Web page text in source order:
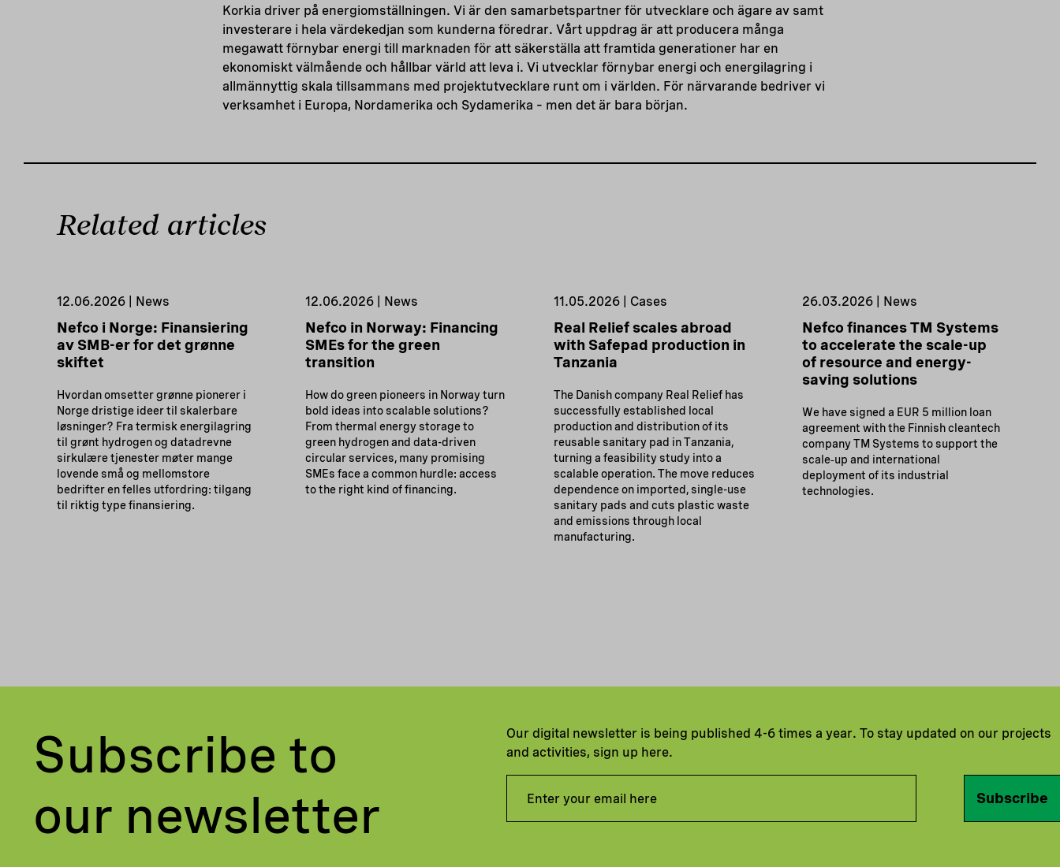
Korkia driver på energiomställningen. Vi är den samarbetspartner för utvecklare och ägare av samt
investerare i hela värdekedjan som kunderna föredrar. Vårt uppdrag är att producera många
megawatt förnybar energi till marknaden för att säkerställa att framtida generationer har en
ekonomiskt välmående och hållbar värld att leva i. Vi utvecklar förnybar energi och energilagring i
allmännyttig skala tillsammans med projektutvecklare runt om i världen. För närvarande bedriver vi
verksamhet i Europa, Nordamerika och Sydamerika – men det är bara början.
Related articles
12.06.2026 | News
Nefco i Norge: Finansiering
av SMB-er for det grønne
skiftet
Hvordan omsetter grønne pionerer i
Norge dristige ideer til skalerbare
løsninger? Fra termisk energilagring
til grønt hydrogen og datadrevne
sirkulære tjenester møter mange
lovende små og mellomstore
bedrifter en felles utfordring: tilgang
til riktig type finansiering.
12.06.2026 | News
Nefco in Norway: Financing
SMEs for the green
transition
How do green pioneers in Norway turn
bold ideas into scalable solutions?
From thermal energy storage to
green hydrogen and data-driven
circular services, many promising
SMEs face a common hurdle: access
to the right kind of financing.
11.05.2026 | Cases
Real Relief scales abroad
with Safepad production in
Tanzania
The Danish company Real Relief has
successfully established local
production and distribution of its
reusable sanitary pad in Tanzania,
turning a feasibility study into a
scalable operation. The move reduces
dependence on imported, single-use
sanitary pads and cuts plastic waste
and emissions through local
manufacturing.
26.03.2026 | News
Nefco finances TM Systems
to accelerate the scale-up
of resource and energy-
saving solutions
We have signed a EUR 5 million loan
agreement with the Finnish cleantech
company TM Systems to support the
scale‑up and international
deployment of its industrial
technologies.
Subscribe to
our newsletter
Our digital newsletter is being published 4-6 times a year. To stay updated on our projects
and activities, sign up here.
Subscribe